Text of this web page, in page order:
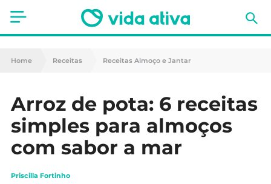
Saúde
Nutrição
Receitas
Fitness
Home Receitas Receitas Almoço e Jantar
Arroz de pota: 6 receitas
simples para almoços
com sabor a mar
Priscilla Fortinho